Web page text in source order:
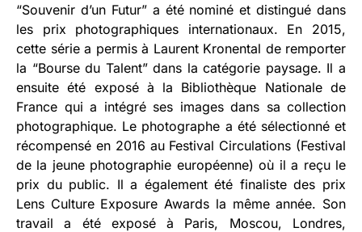
“Souvenir d’un Futur” a été nominé et distingué dans
les prix photographiques internationaux. En 2015,
cette série a permis à Laurent Kronental de remporter
la “Bourse du Talent” dans la catégorie paysage. Il a
ensuite été exposé à la Bibliothèque Nationale de
France qui a intégré ses images dans sa collection
photographique. Le photographe a été sélectionné et
récompensé en 2016 au Festival Circulations (Festival
de la jeune photographie européenne) où il a reçu le
prix du public. Il a également été finaliste des prix
Lens Culture Exposure Awards la même année. Son
travail a été exposé à Paris, Moscou, Londres,